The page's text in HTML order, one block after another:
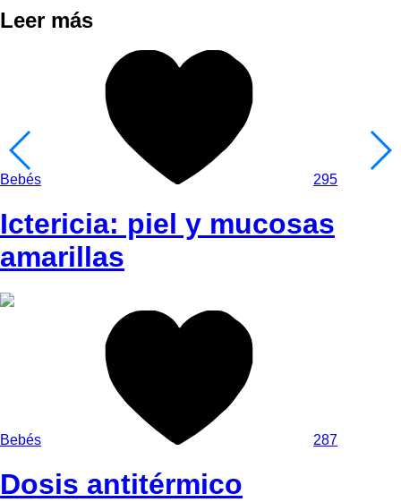
Leer más
Bebés 295
Ictericia: piel y mucosas
amarillas
Bebés 287
Dosis antitérmico